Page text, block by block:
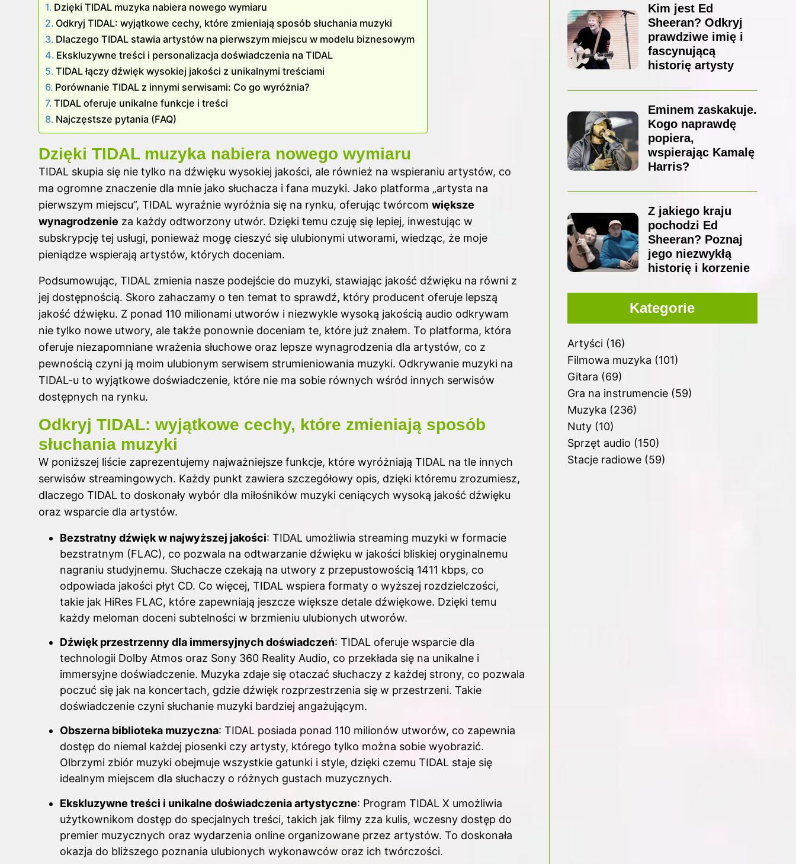
Dzięki TIDAL muzyka nabiera nowego wymiaru
Odkryj TIDAL: wyjątkowe cechy, które zmieniają sposób słuchania muzyki
Dlaczego TIDAL stawia artystów na pierwszym miejscu w modelu biznesowym
Ekskluzywne treści i personalizacja doświadczenia na TIDAL
TIDAL łączy dźwięk wysokiej jakości z unikalnymi treściami
Porównanie TIDAL z innymi serwisami: Co go wyróżnia?
TIDAL oferuje unikalne funkcje i treści
Najczęstsze pytania (FAQ)
Dzięki TIDAL muzyka nabiera nowego wymiaru
TIDAL skupia się nie tylko na dźwięku wysokiej jakości, ale również na wspieraniu artystów, co
ma ogromne znaczenie dla mnie jako słuchacza i fana muzyki. Jako platforma „artysta na
pierwszym miejscu”, TIDAL wyraźnie wyróżnia się na rynku, oferując twórcom większe
wynagrodzenie za każdy odtworzony utwór. Dzięki temu czuję się lepiej, inwestując w
subskrypcję tej usługi, ponieważ mogę cieszyć się ulubionymi utworami, wiedząc, że moje
pieniądze wspierają artystów, których doceniam.
Podsumowując, TIDAL zmienia nasze podejście do muzyki, stawiając jakość dźwięku na równi z
jej dostępnością. Skoro zahaczamy o ten temat to sprawdź, który producent oferuje lepszą
jakość dźwięku. Z ponad 110 milionami utworów i niezwykle wysoką jakością audio odkrywam
nie tylko nowe utwory, ale także ponownie doceniam te, które już znałem. To platforma, która
oferuje niezapomniane wrażenia słuchowe oraz lepsze wynagrodzenia dla artystów, co z
pewnością czyni ją moim ulubionym serwisem strumieniowania muzyki. Odkrywanie muzyki na
TIDAL-u to wyjątkowe doświadczenie, które nie ma sobie równych wśród innych serwisów
dostępnych na rynku.
Odkryj TIDAL: wyjątkowe cechy, które zmieniają sposób
słuchania muzyki
W poniższej liście zaprezentujemy najważniejsze funkcje, które wyróżniają TIDAL na tle innych
serwisów streamingowych. Każdy punkt zawiera szczegółowy opis, dzięki któremu zrozumiesz,
dlaczego TIDAL to doskonały wybór dla miłośników muzyki ceniących wysoką jakość dźwięku
oraz wsparcie dla artystów.
Bezstratny dźwięk w najwyższej jakości: TIDAL umożliwia streaming muzyki w formacie
bezstratnym (FLAC), co pozwala na odtwarzanie dźwięku w jakości bliskiej oryginalnemu
nagraniu studyjnemu. Słuchacze czekają na utwory z przepustowością 1411 kbps, co
odpowiada jakości płyt CD. Co więcej, TIDAL wspiera formaty o wyższej rozdzielczości,
takie jak HiRes FLAC, które zapewniają jeszcze większe detale dźwiękowe. Dzięki temu
każdy meloman doceni subtelności w brzmieniu ulubionych utworów.
Dźwięk przestrzenny dla immersyjnych doświadczeń: TIDAL oferuje wsparcie dla
technologii Dolby Atmos oraz Sony 360 Reality Audio, co przekłada się na unikalne i
immersyjne doświadczenie. Muzyka zdaje się otaczać słuchaczy z każdej strony, co pozwala
poczuć się jak na koncertach, gdzie dźwięk rozprzestrzenia się w przestrzeni. Takie
doświadczenie czyni słuchanie muzyki bardziej angażującym.
Obszerna biblioteka muzyczna: TIDAL posiada ponad 110 milionów utworów, co zapewnia
dostęp do niemal każdej piosenki czy artysty, którego tylko można sobie wyobrazić.
Olbrzymi zbiór muzyki obejmuje wszystkie gatunki i style, dzięki czemu TIDAL staje się
idealnym miejscem dla słuchaczy o różnych gustach muzycznych.
Ekskluzywne treści i unikalne doświadczenia artystyczne: Program TIDAL X umożliwia
użytkownikom dostęp do specjalnych treści, takich jak filmy zza kulis, wczesny dostęp do
premier muzycznych oraz wydarzenia online organizowane przez artystów. To doskonała
okazja do bliższego poznania ulubionych wykonawców oraz ich twórczości.
Kim jest Ed
Sheeran? Odkryj
prawdziwe imię i
fascynującą
historię artysty
Eminem zaskakuje.
Kogo naprawdę
popiera,
wspierając Kamalę
Harris?
Z jakiego kraju
pochodzi Ed
Sheeran? Poznaj
jego niezwykłą
historię i korzenie
Kategorie
Artyści(16)
Filmowa muzyka (101)
Gitara (69)
Gra na instrumencie(59)
Muzyka (236)
Nuty(10)
Sprzęt audio (150)
Stacje radiowe(59)